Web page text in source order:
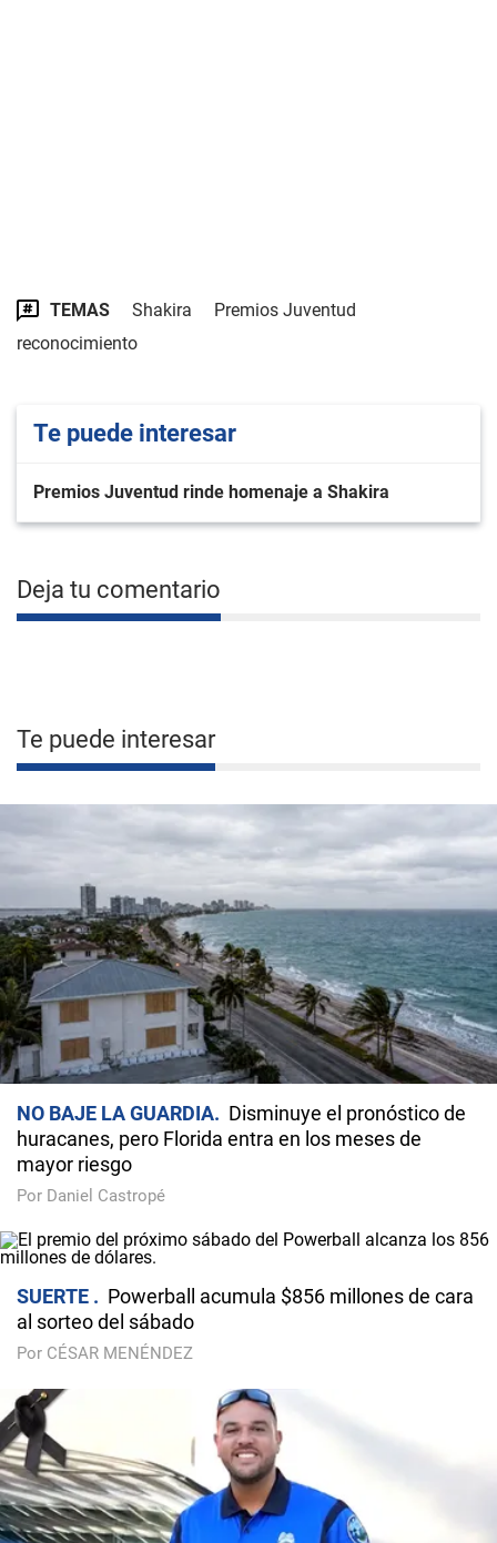
TEMAS Shakira
Premios Juventud
reconocimiento
Te puede interesar
Premios Juventud rinde homenaje a Shakira
Deja tu comentario
Te puede interesar
NO BAJE LA GUARDIA
Disminuye el pronóstico de
huracanes, pero Florida entra en los meses de
mayor riesgo
Por Daniel Castropé
SUERTE
Powerball acumula $856 millones de cara
al sorteo del sábado
Por CÉSAR MENÉNDEZ